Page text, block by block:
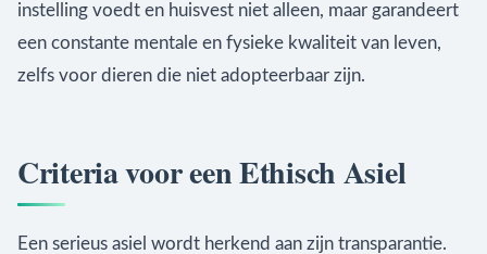
instelling voedt en huisvest niet alleen, maar garandeert
een constante mentale en fysieke kwaliteit van leven,
zelfs voor dieren die niet adopteerbaar zijn.
Criteria voor een Ethisch Asiel
Een serieus asiel wordt herkend aan zijn transparantie.